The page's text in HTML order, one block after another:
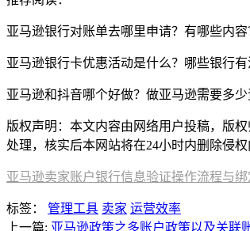
亚马逊银行对账单去哪里申请？有哪些内容
亚马逊银行卡优惠活动是什么？哪些银行有
亚马逊和抖音哪个好做？做亚马逊需要多少
版权声明：本文内容由网络用户投稿，版
处理，核实后本网站将在24小时内删除侵权
亚马逊卖家账户银行信息验证操作流程与绑
标签： 管理工具 卖家 运营效率
上一篇: 亚马逊政策之多账户政策以及关联